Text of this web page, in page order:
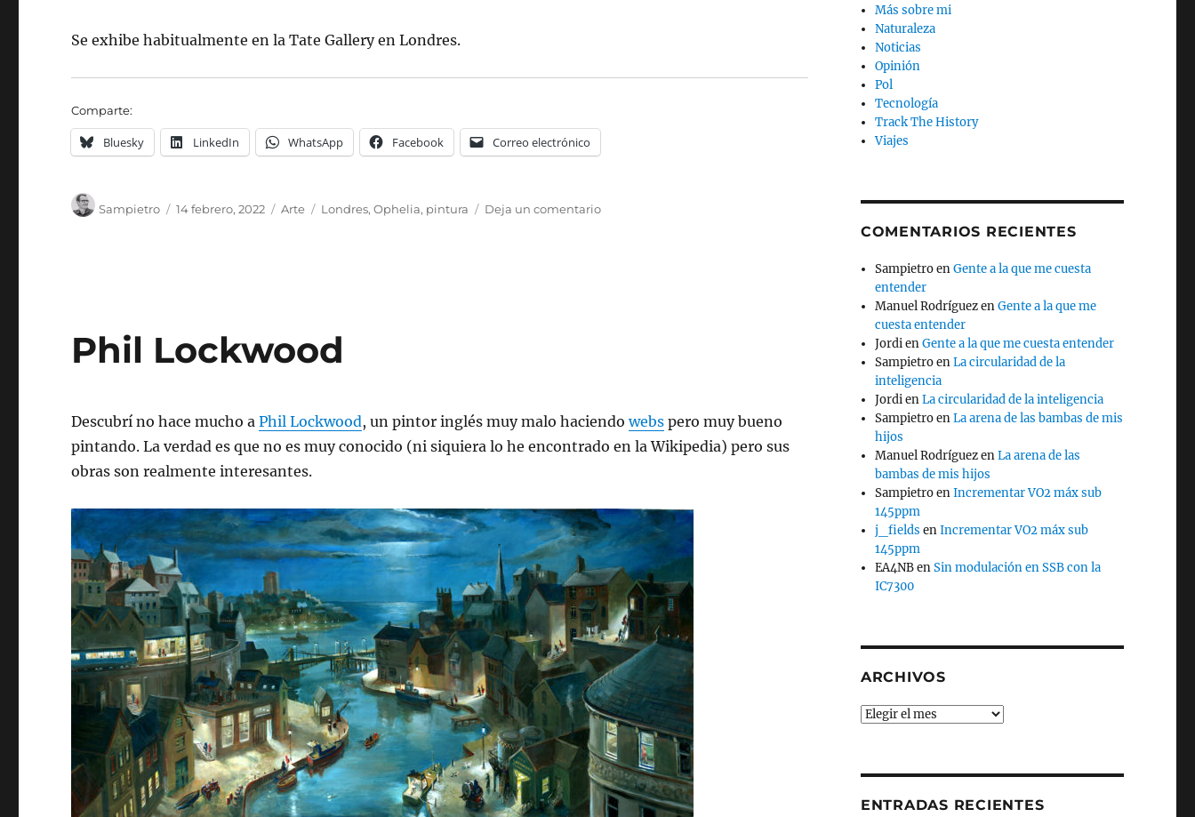
Se exhibe habitualmente en la Tate Gallery en Londres.
Comparte:
Bluesky LinkedIn WhatsApp Facebook Correo electrónico
Sampietro 14 febrero, 2022
Categorías
Arte Londres,Ophelia, pintura Deja un comentario
Phil Lockwood
Descubrí no hace mucho aPhil Lockwood, un pintor inglés muy malo haciendowebs pero muy bueno
pintando. La verdad es que no es muy conocido (ni siquiera lo he encontrado en la Wikipedia) pero sus
obras son realmente interesantes.
Más sobre mi
Naturaleza
Noticias
Opinión
Pol
Tecnología
Track The History
Viajes
COMENTARIOS RECIENTES
SampietroenGente a la que me cuesta
entender
Manuel RodríguezenGente a la que me
cuesta entender
JordienGente a la que me cuesta entender
SampietroenLa circularidad de la
inteligencia
JordienLa circularidad de la inteligencia
SampietroenLa arena de las bambas de mis
hijos
Manuel RodríguezenLa arena de las
bambas de mis hijos
SampietroenIncrementar VO2 máx sub
145ppm
j_fields enIncrementar VO2 máx sub
145ppm
EA4NBenSin modulación en SSB con la
IC7300
ARCHIVOS
Archivos
ENTRADAS RECIENTES